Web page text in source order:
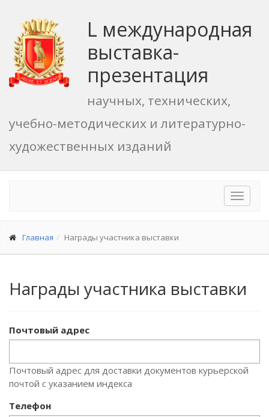
L международная
выставка-
презентация
научных, технических,
учебно-методических и литературно-
художественных изданий
Toggle
Главная Награды участника выставки
Награды участника выставки
Почтовый адрес
Почтовый адрес для доставки документов курьерской
почтой с указанием индекса
Телефон